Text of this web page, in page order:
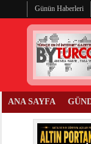
Günün Haberleri
ANA SAYFA